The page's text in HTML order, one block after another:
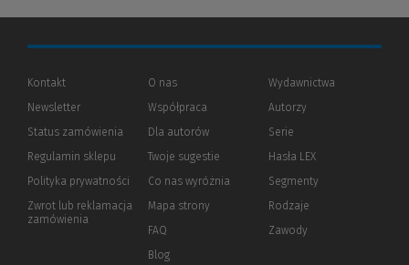
Kontakt
Newsletter
Status zamówienia
Regulamin sklepu
Polityka prywatności (Nowe
(Link
innej
Zwrot lub reklamacja
zamówienia
O nas
Współpraca
Dla autorów(Nowe
(Link
innej
strony)
Twoje sugestie
Co nas wyróżnia
Mapa strony
FAQ
Blog
Wydawnictwa
Autorzy
Serie
Hasła LEX
Segmenty
Rodzaje
Zawody